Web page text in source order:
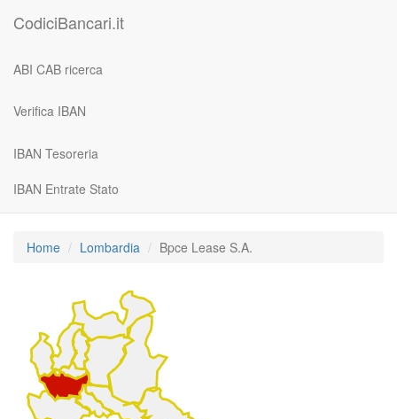
CodiciBancari.it
ABI CAB ricerca
Verifica IBAN
IBAN Tesoreria
IBAN Entrate Stato
Home Lombardia Bpce Lease S.A.